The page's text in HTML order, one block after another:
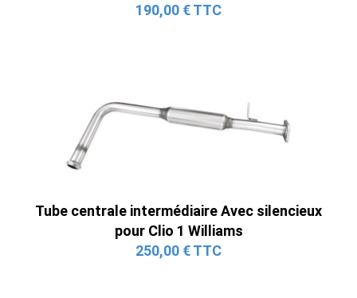
190,00 € TTC
Tube centrale intermédiaire Avec silencieux
pour Clio 1 Williams
250,00 € TTC